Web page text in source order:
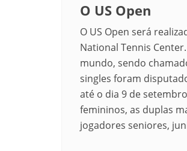
O US Open
O US Open será
National Tennis Center.
mundo, sendo
singles foram
até o dia 9 de
femininos, as duplas
jogadores seniores,